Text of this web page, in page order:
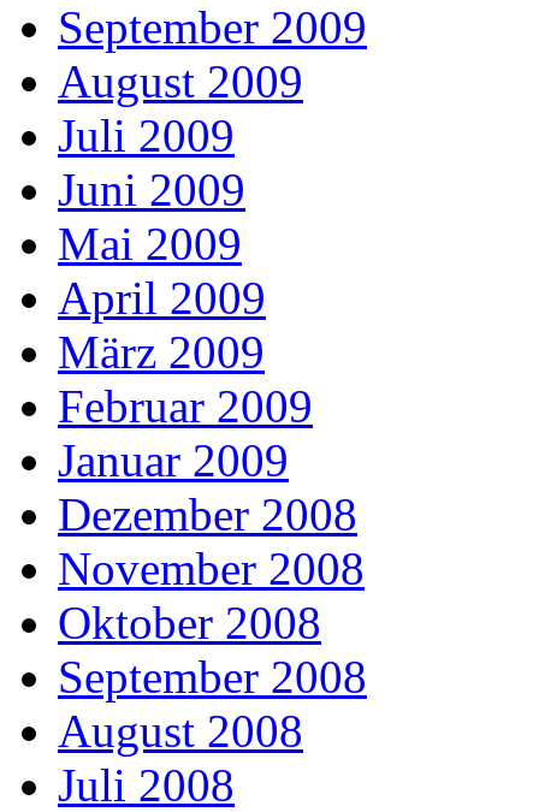
September 2009
August 2009
Juli 2009
Juni 2009
Mai 2009
April 2009
März 2009
Februar 2009
Januar 2009
Dezember 2008
November 2008
Oktober 2008
September 2008
August 2008
Juli 2008